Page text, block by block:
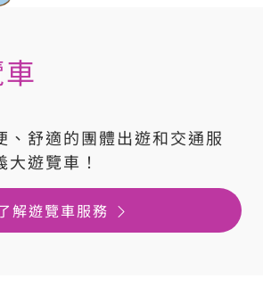
、舒適的團體出遊和交通服
遊覽車！
解遊覽車服務